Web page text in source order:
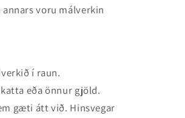
voru málverkin
í raun.
eða önnur gjöld.
gæti átt við. Hinsvegar